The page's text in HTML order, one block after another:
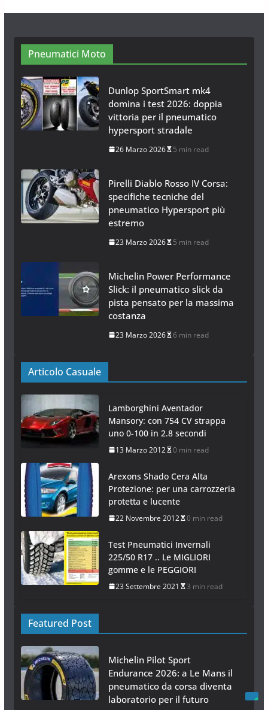
26 Gennaio 2017
Pneumatici Moto
Dunlop SportSmart mk4
domina i test 2026: doppia
vittoria per il pneumatico
hypersport stradale
26 Marzo 2026 5 min read
Pirelli Diablo Rosso IV Corsa:
specifiche tecniche del
pneumatico Hypersport più
estremo
23 Marzo 2026 5 min read
Michelin Power Performance
Slick: il pneumatico slick da
pista pensato per la massima
costanza
23 Marzo 2026 6 min read
Articolo Casuale
Lamborghini Aventador
Mansory: con 754 CV strappa
uno 0-100 in 2.8 secondi
13 Marzo 2012 0 min read
Arexons Shado Cera Alta
Protezione: per una carrozzeria
protetta e lucente
22 Novembre 2012 0 min read
Test Pneumatici Invernali
225/50 R17 .. Le MIGLIORI
gomme e le PEGGIORI
23 Settembre 2021 3 min read
Featured Post
Michelin Pilot Sport
Endurance 2026: a Le Mans il
pneumatico da corsa diventa
laboratorio per il futuro